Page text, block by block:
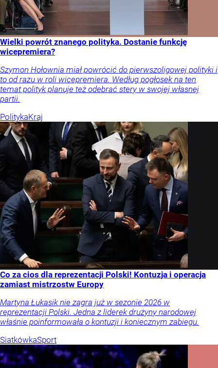
Wielki powrót znanego polityka. Dostanie funkcję
wicepremiera?
Szymon Hołownia miał powrócić do pierwszoligowej polityki i
to od razu w roli wicepremiera. Według pogłosek na ten
temat polityk planuje też odebrać stery w swojej własnej
partii.
PolitykaKraj
Co za cios dla reprezentacji Polski! Kontuzja i operacja
zamiast mistrzostw Europy
Martyna Łukasik nie zagra już w sezonie 2026 w
reprezentacji Polski. Jedna z liderek drużyny narodowej
właśnie poinformowała o kontuzji i koniecznym zabiegu.
SiatkówkaSport